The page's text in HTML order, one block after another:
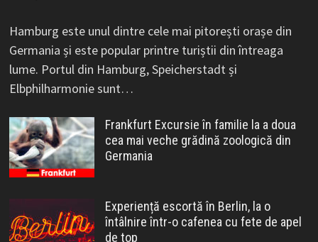
Hamburg este unul dintre cele mai pitorești orașe din
Germania și este popular printre turiștii din întreaga
lume. Portul din Hamburg, Speicherstadt și
Elbphilharmonie sunt…
Frankfurt Excursie în familie la a doua
cea mai veche grădină zoologică din
Germania
Experiență escortă în Berlin, la o
întâlnire într-o cafenea cu fete de apel
de top